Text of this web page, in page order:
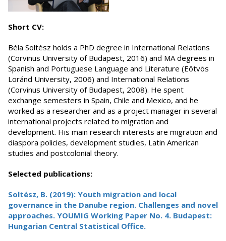
Short CV:
Béla Soltész holds a PhD degree in International Relations
(Corvinus University of Budapest, 2016) and MA degrees in
Spanish and Portuguese Language and Literature (Eötvös
Loránd University, 2006) and International Relations
(Corvinus University of Budapest, 2008). He spent
exchange semesters in Spain, Chile and Mexico, and he
worked as a researcher and as a project manager in several
international projects related to migration and
development. His main research interests are migration and
diaspora policies, development studies, Latin American
studies and postcolonial theory.
Selected publications:
Soltész, B. (2019): Youth migration and local
governance in the Danube region. Challenges and novel
approaches. YOUMIG Working Paper No. 4. Budapest:
Hungarian Central Statistical Office.